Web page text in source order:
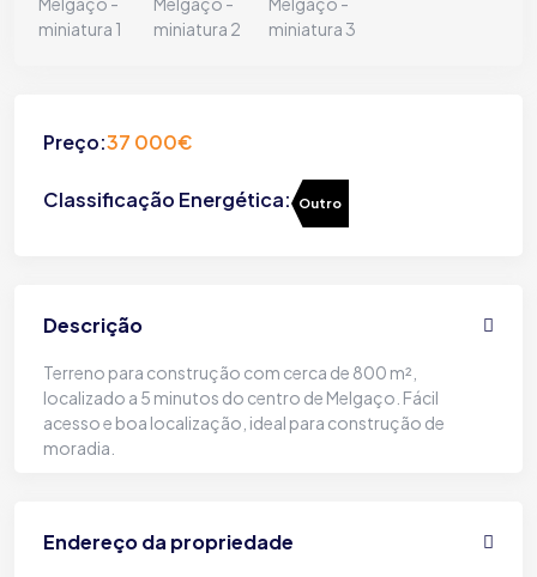
Preço:37 000€
Classificação Energética: Outro
Descrição
Terreno para construção com cerca de 800 m²,
localizado a 5 minutos do centro de Melgaço. Fácil
acesso e boa localização, ideal para construção de
moradia.
Endereço da propriedade